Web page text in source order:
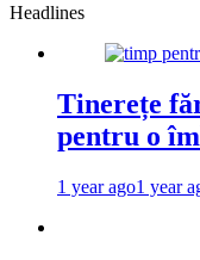
Headlines
Tinerețe
pentru o
1 year ago1 year